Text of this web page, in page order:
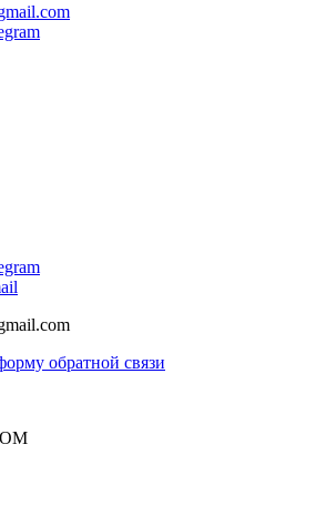
обратной связи